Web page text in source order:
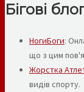
Бігові
НогиБоги:
що з цим
Жорстка
видів спорту.